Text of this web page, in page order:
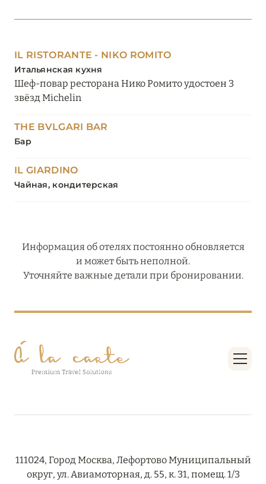
IL RISTORANTE - NIKO ROMITO
Итальянская кухня
Шеф-повар ресторана Нико Ромито удостоен 3
звёзд Michelin
THE BVLGARI BAR
Бар
IL GIARDINO
Чайная, кондитерская
Информация об отелях постоянно обновляется
и может быть неполной.
Уточняйте важные детали при бронировании.
111024, Город Москва, Лефортово Муниципальный
округ, ул. Авиамоторная, д. 55, к. 31, помещ. 1/3